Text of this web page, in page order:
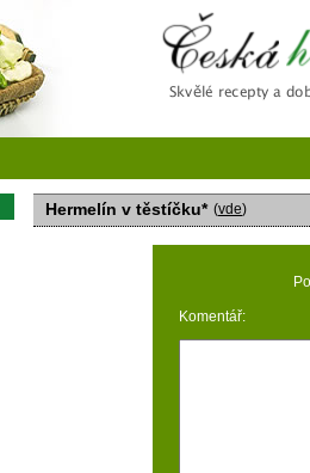
Hermelín v těstíčku* (vde)
Komentář: